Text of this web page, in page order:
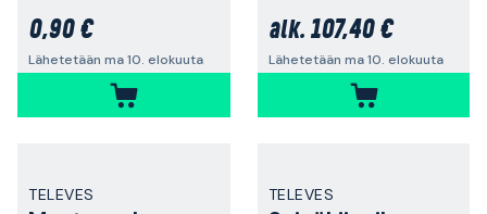
0,90 €
Lähetetään ma 10. elokuuta
alk. 107,40 €
Lähetetään ma 10. elokuuta
TELEVES TELEVES